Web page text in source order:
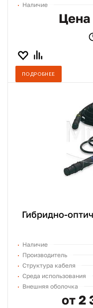
Наличие
Цена
ПОДРОБНЕЕ
Гибридно-
Наличие
Производитель
Структура кабеля
Среда использования
Внешняя оболочка
от 2